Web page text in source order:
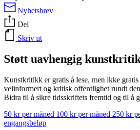
Nyhetsbrev
Del
Skriv ut
Støtt uavhengig
Kunstkritikk er gratis å lese, men ikke
velinformert og kritisk offentlighet rundt
Bidra til å sikre tidsskriftets fremtid og til å
50 kr per måned 100 kr per måned 250 kr
engangsbeløp